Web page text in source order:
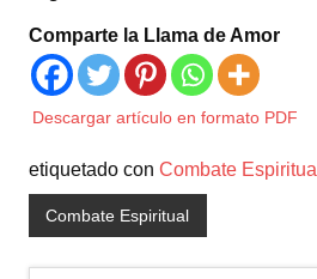
Comparte la Llama de Amor
Descargar artículo en formato PDF
etiquetado con Combate Espiritual
Combate Espiritual